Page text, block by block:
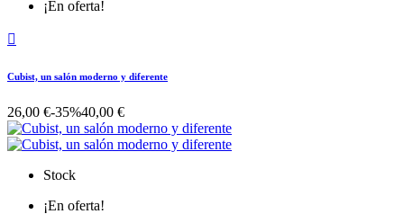
¡En oferta!

Cubist, un salón moderno y diferente
26,00 €-35%40,00 €
Stock
¡En oferta!